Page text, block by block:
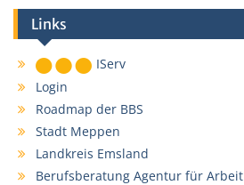
Links
IServ
Login
Roadmap der BBS
Stadt Meppen
Landkreis Emsland
Berufsberatung Agentur für Arbeit